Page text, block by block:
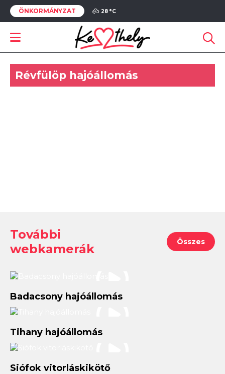
ÖNKORMÁNYZAT 28 °C
Révfülöp hajóállomás
További
webkamerák
Összes
Badacsony hajóállomás
Tihany hajóállomás
Siófok vitorláskikötő